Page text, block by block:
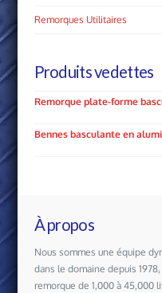
Remorques Utilitaires
Produits vedettes
Remorque plate-forme
Bennes basculante en
À propos
Nous sommes une équipe
dans le domaine depuis
remorque de 1,000 à 45,000